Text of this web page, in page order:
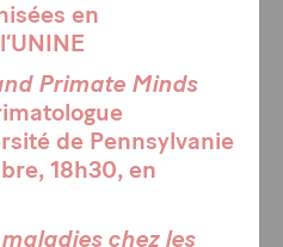
en
Primate Minds
de Pennsylvanie
18h30, en
chez les